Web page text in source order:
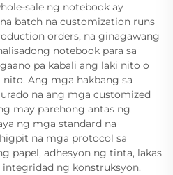
sale ng notebook ay
batch na customization runs
orders, na ginagawang
notebook para sa
pa kabali ang laki nito o
Ang mga hakbang sa
na ang mga customized
may parehong antas ng
ng mga standard na
na mga protocol sa
papel, adhesyon ng tinta, lakas
ng konstruksyon.